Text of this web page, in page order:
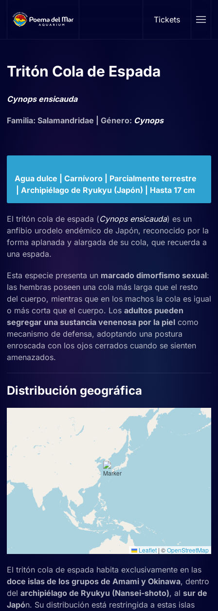
Skip to main content Tickets
Tritón Cola de Espada
Cynops ensicauda
Familia: Salamandridae | Género: Cynops
Agua dulce | Carnívoro | Parcialmente terrestre
| Archipiélago de Ryukyu (Japón) | Hasta 17 cm
El tritón cola de espada (Cynops ensicauda) es un
anfibio urodelo endémico de Japón, reconocido por la
forma aplanada y alargada de su cola, que recuerda a
una espada.
Esta especie presenta un marcado dimorfismo sexual:
las hembras poseen una cola más larga que el resto
del cuerpo, mientras que en los machos la cola es igual
o más corta que el cuerpo. Los adultos pueden
segregar una sustancia venenosa por la piel como
mecanismo de defensa, adoptando una postura
enroscada con los ojos cerrados cuando se sienten
amenazados.
Distribución geográfica
Leaflet | ©OpenStreetMap
El tritón cola de espada habita exclusivamente en las
doce islas de los grupos de Amami y Okinawa, dentro
del archipiélago de Ryukyu (Nansei-shoto), al sur de
Japón. Su distribución está restringida a estas islas